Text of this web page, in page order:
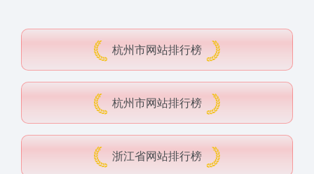
杭州市网站排行榜
杭州市网站排行榜
浙江省网站排行榜